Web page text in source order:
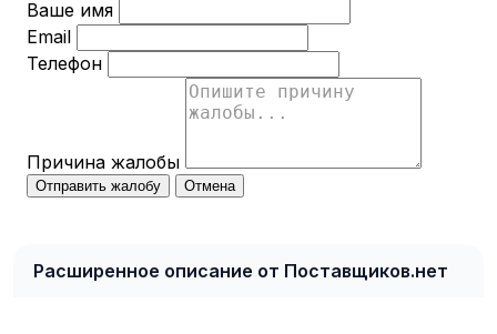
Ваше имя
Email
Телефон
Причина жалобы
Отправить жалобу Отмена
Расширенное описание от Поставщиков.нет